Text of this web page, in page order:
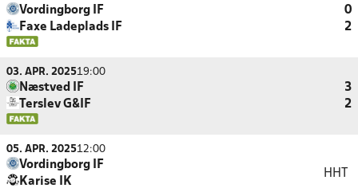
Vordingborg IF
0
Faxe Ladeplads IF
2
03. APR. 202519:00
Næstved IF
3
Terslev G&IF
2
05. APR. 202512:00
Vordingborg IF
Karise IK
HHT